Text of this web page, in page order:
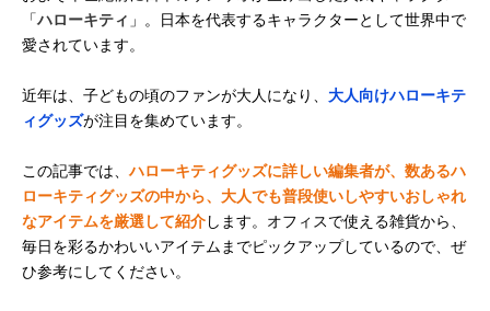
「ハローキティ 」。日本を代表するキャラクターとして世界中で
愛されています。
近年は、子どもの頃のファンが大人になり、 大人向けハローキテ
ィグッズが注目を集めています。
この記事では、ハローキティグッズに詳しい編集者が、数あるハ
ローキティグッズの中から、大人でも普段使いしやすいおしゃれ
なアイテムを厳選して紹介します。オフィスで使える雑貨から、
毎日を彩るかわいいアイテムまでピックアップしているので、ぜ
ひ参考にしてください。